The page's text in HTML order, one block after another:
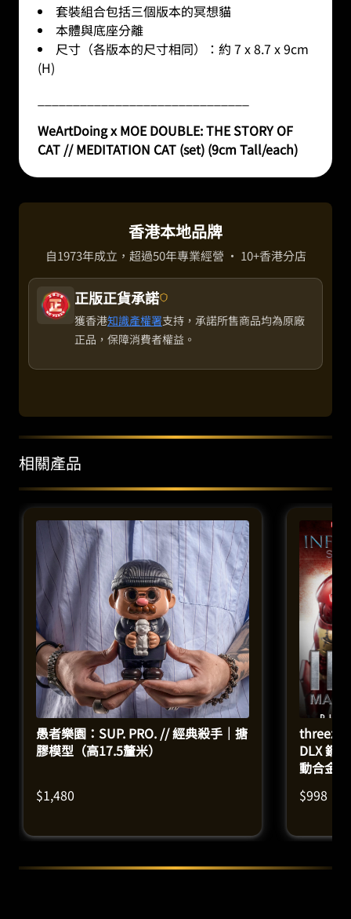
套裝組合包括三個版本的冥想貓
本體與底座分離
尺寸（各版本的尺寸相同）：約 7 x 8.7 x 9cm
(H)
WeArtDoing x MOE DOUBLE: THE STORY OF
CAT // MEDITATION CAT (set) (9cm Tall/each)
香港本地品牌
自1973年成立，超過50年專業經營 · 10+香港分店
正版正貨承諾
獲香港知識產權署支持，承諾所售商品均為原廠
正品，保障消費者權益。
相關產品
愚者樂園：SUP. PRO. // 經典殺手｜搪
膠模型（高17.5釐米）
$1,480
DLX 鋼
動合金
$998